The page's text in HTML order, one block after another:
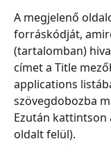
A megjelenő
forráskódját,
(tartalomban)
címet a Title
applications
szövegdobozba
Ezután kattintson
oldalt felül).